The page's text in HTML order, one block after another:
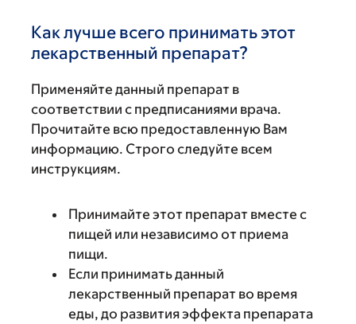
Как лучше всего принимать этот
лекарственный препарат?
Применяйте данный препарат в
соответствии с предписаниями врача.
Прочитайте всю предоставленную Вам
информацию. Строго следуйте всем
инструкциям.
Принимайте этот препарат вместе с
пищей или независимо от приема
пищи.
Если принимать данный
лекарственный препарат во время
еды, до развития эффекта препарата